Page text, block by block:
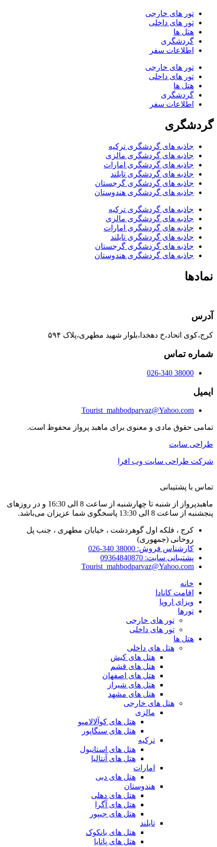
تور های خارجی
تور های داخلی
هتل ها
گردشگری
اطلاعات سفر
تور های خارجی
تور های داخلی
هتل ها
گردشگری
اطلاعات سفر
گردشگری
جاذبه های گردشگری ترکیه
جاذبه های گردشگری مالزی
جاذبه های گردشگری امارات
جاذبه های گردشگری تایلند
جاذبه های گردشگری گرجستان
جاذبه های گردشگری هندوستان
جاذبه های گردشگری ترکیه
جاذبه های گردشگری مالزی
جاذبه های گردشگری امارات
جاذبه های گردشگری تایلند
جاذبه های گردشگری گرجستان
جاذبه های گردشگری هندوستان
نمادها
آدرس
کرج،کوی اتحاد،خ دهخدا،بلوار شهید مطهری،پلاک ۵۹۴
شماره تماس
38000 026-340
ایمیل
Tourist_mahbodparvaz@Yahoo.com
تمامی حقوق مادی و معنوی برای ماهبد پرواز محفوظ است.
طراحی سایت
شرکت طراحی سایت وب افرا
تماس با پشتیبانی
ماهبدپرواز از شنبه تا چهارشنبه از ساعت 8 الی 16:30 و در روزهای
پنجشنبه از ساعت 8 الی 13:30 پاسخگوی شما عزیزان می‌باشد.
کرج ، فلکه اول گوهردشت ، خیابان مطهری ، جنب پل
روحانی (جمهوری)
کارشناس فروش: 38000 340-026
پشتیبانی سایت: 09364840870
Tourist_mahbodparvaz@Yahoo.com
خانه
اقامت کانادا
ویزای اروپا
تورها
تور های خارجی
تور های داخلی
هتل ها
هتل های داخلی
هتل های کیش
هتل های قشم
هتل های اصفهان
هتل های شیراز
هتل های مشهد
هتل های خارجی
مالزی
هتل های کوآلالامپو
هتل های سنگاپور
ترکیه
هتل های استانبول
هتل های آنتالیا
امارات
هتل های دبی
هندوستان
هتل های دهلی
هتل های آگرا
هتل های جیپور
تایلند
هتل های بانکوک
هتل های پاتایا